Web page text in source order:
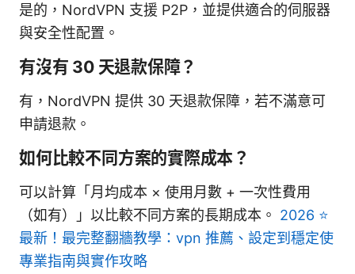
是的，NordVPN 支援 P2P，並提供適合的伺服器
與安全性配置。
有沒有 30 天退款保障？
有，NordVPN 提供 30 天退款保障，若不滿意可
申請退款。
如何比較不同方案的實際成本？
可以計算「月均成本 × 使用月數 + 一次性費用
（如有）」以比較不同方案的長期成本。 2026 ⭐
最新！最完整翻牆教學：vpn 推薦、設定到穩定使
專業指南與實作攻略